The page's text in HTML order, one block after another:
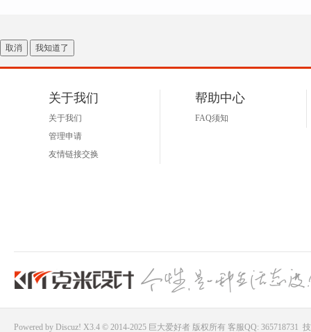
取消 我知道了
关于我们
关于我们
管理申请
友情链接交换
帮助中心
FAQ须知
Powered by Discuz! X3.4 © 2014-2025 巨大爱好者版权所有 客服QQ: 365718731